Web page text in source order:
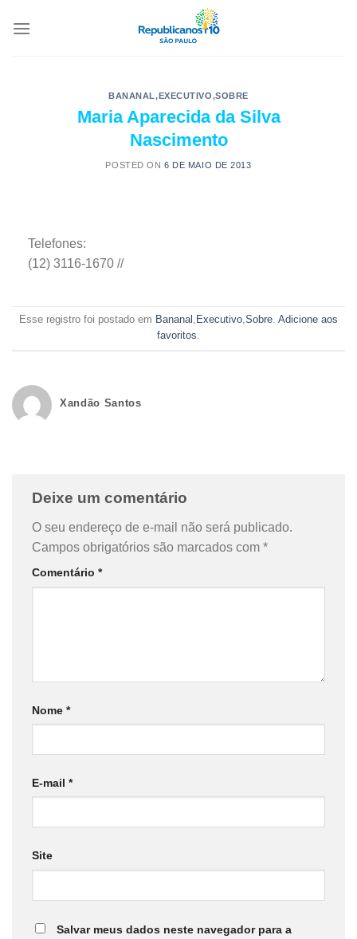
BANANAL,EXECUTIVO,SOBRE
Maria Aparecida da Silva
Nascimento
POSTED ON6 DE MAIO DE 2013
Telefones:
(12) 3116-1670 //
Esse registro foi postado em Bananal Executivo Sobre Adicione aos
favoritos
Xandão Santos
Deixe um comentário
O seu endereço de e-mail não será publicado.
Campos obrigatórios são marcados com *
Comentário *
Nome *
E-mail *
Site
Salvar meus dados neste navegador para a